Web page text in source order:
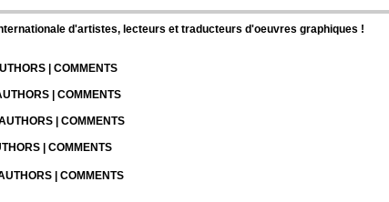
d'artistes, lecteurs et traducteurs d'oeuvres graphiques !
| COMMENTS
| COMMENTS
| COMMENTS
| COMMENTS
| COMMENTS